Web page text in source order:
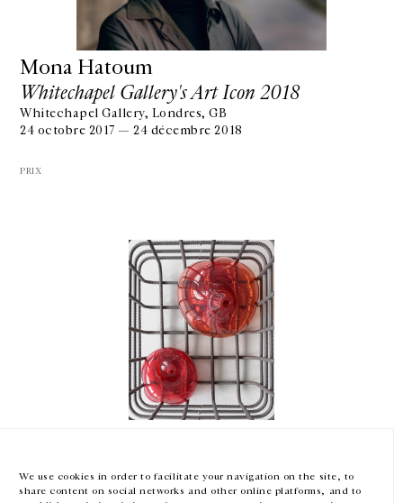
We use cookies in order to facilitate your navigation on the site, to
share content on social networks and other online platforms, and to
Mona Hatoum
Whitechapel Gallery's Art Icon 2018
Whitechapel Gallery, Londres, GB
24 octobre 2017 — 24 décembre 2018
PRIX
Hiroshima City Museum of Contemporary Art, Japon
GALERIE CHANTAL CROUSEL
10 RUE CHARLOT, 75003 PARIS
GALERIE@CROUSEL.COM
HORAIRES D'OUVERTURE
DU MARDI AU VENDREDI